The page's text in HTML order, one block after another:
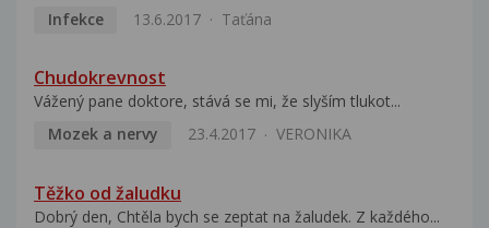
Infekce
13.6.2017 Taťána
Chudokrevnost
Vážený pane doktore, stává se mi, že slyším tlukot...
Mozek a nervy
23.4.2017 VERONIKA
Těžko od žaludku
Dobrý den, Chtěla bych se zeptat na žaludek. Z každého...